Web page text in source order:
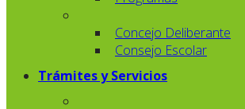
Concejo Deliberante
Consejo Escolar
Trámites y Servicios